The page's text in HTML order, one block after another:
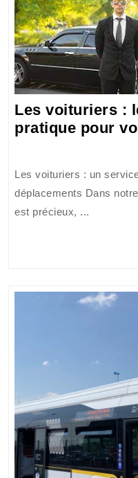
Les voituriers :
pratique pour
Les voituriers : un
déplacements Dans
est précieux, ...